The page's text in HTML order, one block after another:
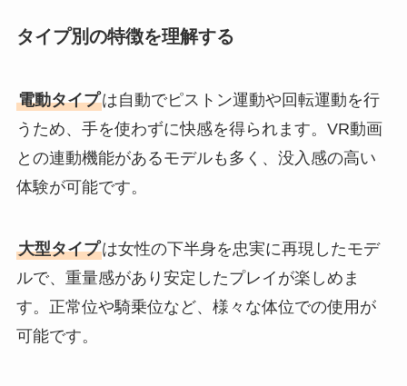
タイプ別の特徴を理解する
電動タイプは自動でピストン運動や回転運動を行
うため、手を使わずに快感を得られます。VR動画
との連動機能があるモデルも多く、没入感の高い
体験が可能です。
大型タイプは女性の下半身を忠実に再現したモデ
ルで、重量感があり安定したプレイが楽しめま
す。正常位や騎乗位など、様々な体位での使用が
可能です。